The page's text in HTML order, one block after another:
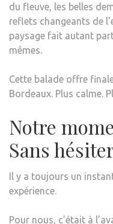
du fleuve, les belles
reflets changeants de
paysage fait autant
mêmes.
Cette balade offre
Bordeaux. Plus calme.
Notre
Sans
Il y a toujours un
expérience.
Pour nous, c’était à